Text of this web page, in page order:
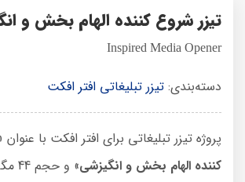
تیزر شروع کننده الهام بخش و
Inspired Media Opener
دسته‌بندی: تیزر تبلیغاتی افتر افکت
پروژه تیزر تبلیغاتی برای افتر افکت با عنوان
کننده الهام بخش و انگیزشی» و حجم 44 مگابایت در